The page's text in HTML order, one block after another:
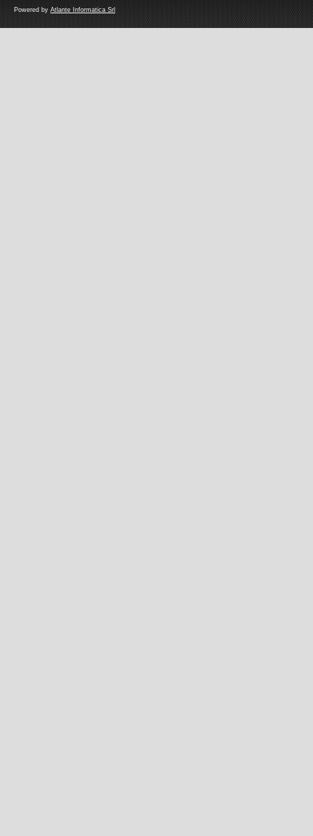
Powered by Atlante Informatica Srl